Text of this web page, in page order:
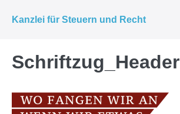
InhaltKanzlei für Steuern und Recht
Schriftzug_Header